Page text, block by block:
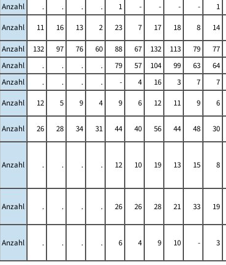
Anzahl . . . . 1 - - - - 1
Anzahl 11 16 13 2 23 7 17 18 8 14
Anzahl 132 97 76 60 88 67 132 113 79 77
Anzahl . . . . 79 57 104 99 63 64
Anzahl . . . . - 4 16 3 7 7
Anzahl 12 5 9 4 9 6 12 11 9 6
Anzahl 26 28 34 31 44 40 56 44 48 30
Anzahl . . . . 12 10 19 13 15 8
Anzahl . . . . 26 26 28 21 33 19
Anzahl . . . . 6 4 9 10 - 3